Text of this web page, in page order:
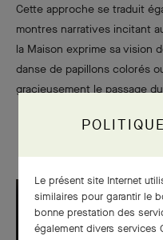
Cette approche se traduit
montres narratives incitant
la Maison exprime sa vision
danse de papillons colorés
gracieusement le passage
Le présent site Internet
similaires pour garantir le
bonne prestation des
également divers services